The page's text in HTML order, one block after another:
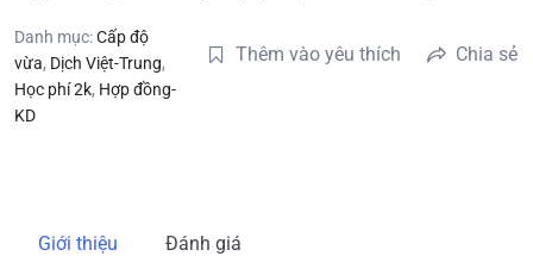
Danh mục:Cấp độ
vừa, Dịch Việt-Trung,
Học phí 2k, Hợp đồng-
KD
Thêm vào yêu thích Chia sẻ
Giới thiệu Đánh giá